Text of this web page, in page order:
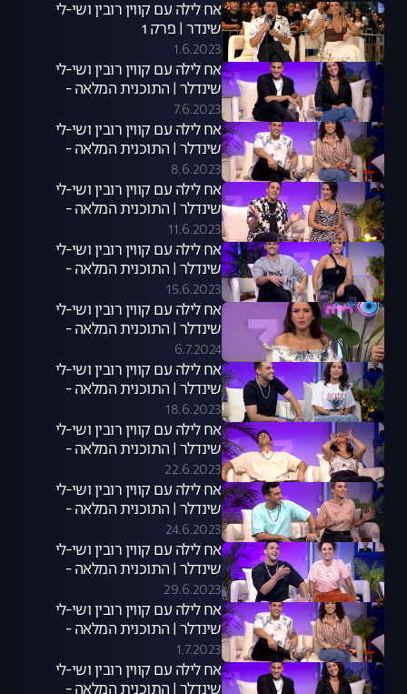
אח לילה עם קווין רובין ושי-לי
שינדר | פרק 1
1.6.2023
אח לילה עם קווין רובין ושי-לי
שינדלר | התוכנית המלאה -
06.06.23
7.6.2023
אח לילה עם קווין רובין ושי-לי
שינדלר | התוכנית המלאה -
07.06.23
8.6.2023
אח לילה עם קווין רובין ושי-לי
שינדלר | התוכנית המלאה -
10.06.23
11.6.2023
אח לילה עם קווין רובין ושי-לי
שינדלר | התוכנית המלאה -
14.06.23
15.6.2023
אח לילה עם קווין רובין ושי-לי
שינדלר | התוכנית המלאה -
06.07.24
6.7.2024
אח לילה עם קווין רובין ושי-לי
שינדלר | התוכנית המלאה -
15.06.23
18.6.2023
אח לילה עם קווין רובין ושי-לי
שינדלר | התוכנית המלאה -
21.06.23
22.6.2023
אח לילה עם קווין רובין ושי-לי
שינדלר | התוכנית המלאה -
22.06.23
24.6.2023
אח לילה עם קווין רובין ושי-לי
שינדלר | התוכנית המלאה -
28.06.23
29.6.2023
אח לילה עם קווין רובין ושי-לי
שינדלר | התוכנית המלאה -
29.06.23
1.7.2023
אח לילה עם קווין רובין ושי-לי